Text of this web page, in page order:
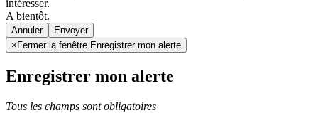
intéresser.
A bientôt.
Annuler
× Fermer la fenêtre Enregistrer mon alerte
Enregistrer mon alerte
Tous les champs sont obligatoires